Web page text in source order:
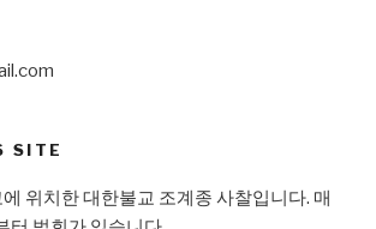
SITE
위치한 대한불교 조계종 사찰입니다. 매